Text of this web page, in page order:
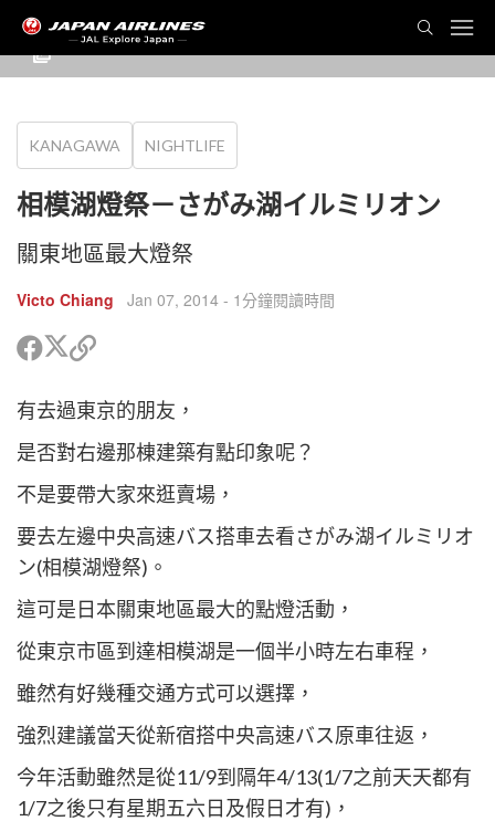
KANAGAWA NIGHTLIFE
相模湖燈祭－さがみ湖イルミリオン
關東地區最大燈祭
Victo Chiang Jan 07, 2014 - 1分鐘閱讀時間
分
Facebook
分
享
Twitter
複
接
分
有去過東京的朋友，
是否對右邊那棟建築有點印象呢？
不是要帶大家來逛賣場，
要去左邊中央高速バス搭車去看さがみ湖イルミリオ
ン(相模湖燈祭)。
這可是日本關東地區最大的點燈活動，
從東京市區到達相模湖是一個半小時左右車程，
雖然有好幾種交通方式可以選擇，
強烈建議當天從新宿搭中央高速バス原車往返，
今年活動雖然是從11/9到隔年4/13(1/7之前天天都有
1/7之後只有星期五六日及假日才有)，